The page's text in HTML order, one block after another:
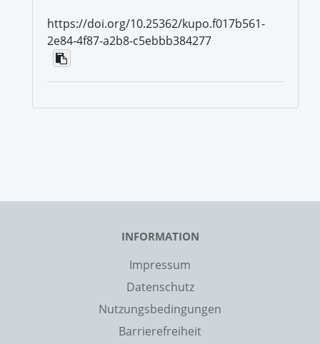
https://doi.org/10.25362/kupo.f017b561-
2e84-4f87-a2b8-c5ebbb384277
INFORMATION
Impressum
Datenschutz
Nutzungsbedingungen
Barrierefreiheit